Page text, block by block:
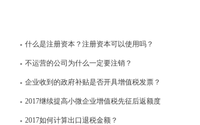
什么是注册资本？注册资本可以使用吗？
不运营的公司为什么一定要注销？
企业收到的政府补贴是否开具增值税发票？
2017继续提高小微企业增值税先征后返额度
2017如何计算出口退税金额？